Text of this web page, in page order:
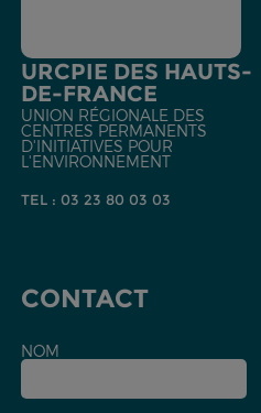
URCPIE DES HAUTS-
DE-FRANCE
UNION RÉGIONALE DES
CENTRES PERMANENTS
D'INITIATIVES POUR
L'ENVIRONNEMENT
TEL : 03 23 80 03 03
CONTACT
NOM